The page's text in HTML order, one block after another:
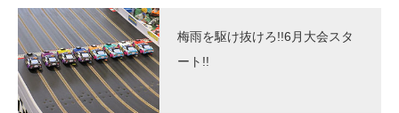
梅雨を駆け抜けろ!!6月大会スタ
ート!!